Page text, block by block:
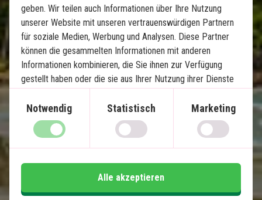
Bali Highlights & Strandurlaub
auf Nusa Lembongan
8 Nächte Rundreise - Ubud, Lovina und Sanur
3-Nächte-Strandurlaub auf Nusa Lembongan
Privater deutscher Fahrer/Reiseleiter
4-Sterne Hotels mit Schwimmbad
Tempel, Reis - Terrassen und Lavastrände
Schnorcheln
Viele Erlebnisse inklusive
geben. Wir teilen auch Informationen über Ihre Nutzung
unserer Website mit unseren vertrauenswürdigen Partnern
für soziale Medien, Werbung und Analysen. Diese Partner
können die gesammelten Informationen mit anderen
Informationen kombinieren, die Sie ihnen zur Verfügung
gestellt haben oder die sie aus Ihrer Nutzung ihrer Dienste
Notwendig Statistisch Marketing
Alle akzeptieren